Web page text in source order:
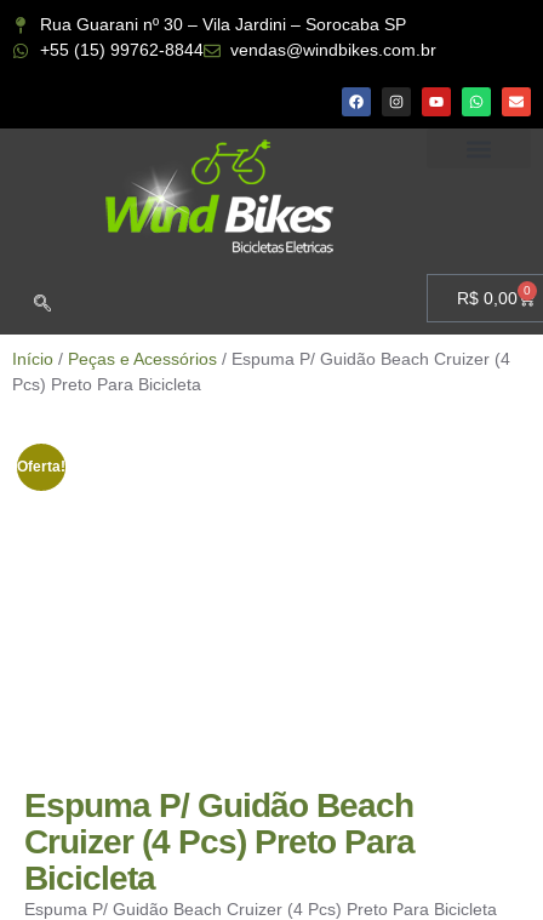
Rua Guarani nº 30 – Vila Jardini – Sorocaba SP
+55 (15) 99762-8844
vendas@windbikes.com.br
R$ 0,00 0
Início / Peças e Acessórios / Espuma P/ Guidão Beach Cruizer (4
Pcs) Preto Para Bicicleta
Oferta!
Espuma P/ Guidão Beach
Cruizer (4 Pcs) Preto Para
Bicicleta
Espuma P/ Guidão Beach Cruizer (4 Pcs) Preto Para Bicicleta